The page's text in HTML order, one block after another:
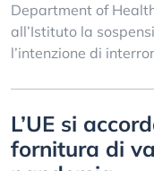
Department of
all’Istituto la
l’intenzione di
L’UE si
fornitura di